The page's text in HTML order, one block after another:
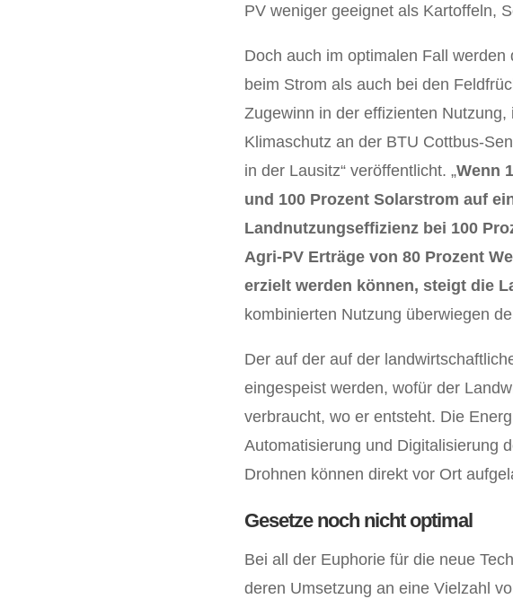
PV weniger geeignet als Kartoffeln,
Doch auch im optimalen Fall
beim Strom als auch bei den
Zugewinn in der effizienten
Klimaschutz an der BTU Cottbus-
in der Lausitz“ veröffentlicht. „Wenn
und 100 Prozent Solarstrom auf
Landnutzungseffizienz bei 100
Agri-PV Erträge von 80 Prozent
erzielt werden können, steigt die
kombinierten Nutzung überwiegen
Der auf der auf der
eingespeist werden, wofür der
verbraucht, wo er entsteht. Die
Automatisierung und Digitalisierung
Drohnen können direkt vor Ort
Gesetze noch nicht optimal
Bei all der Euphorie für die neue
deren Umsetzung an eine Vielzahl